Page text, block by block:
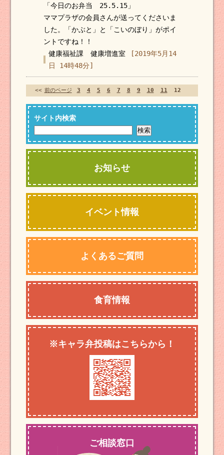
「今日のお弁当 25.5.15」
ママプラザの会員さんが送ってくださいま
した。「かぶと」と「こいのぼり」がポイ
ントですね！！
健康福祉課 健康増進室
[2019年5月14
日 14時48分]
<< 前のページ 3 4 5 6 7 8 9 10 11 12
サイト内検索
お知らせ
イベント情報
よくあるご質問
食育情報
※キャラ弁投稿はこちらから！
ご相談窓口